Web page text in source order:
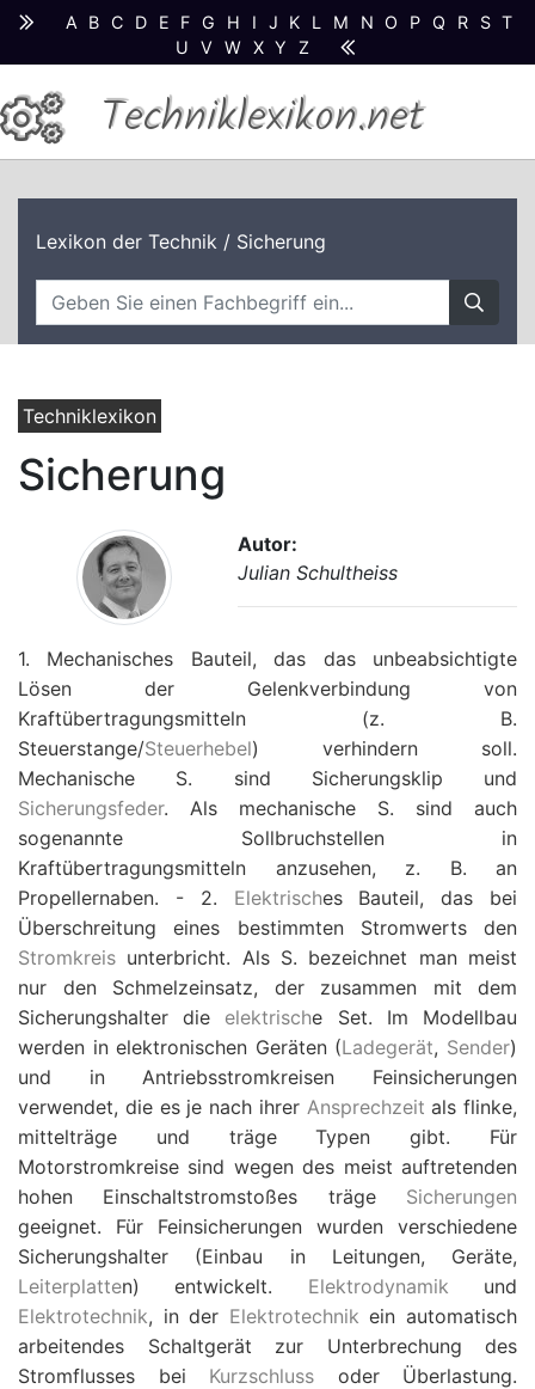
A B C D E F G H I J K L M N O P Q R S T
U
V W X Y Z
Techniklexikon.net
Lexikon der Technik / Sicherung
Techniklexikon
Sicherung
Autor:
Julian Schultheiss
1. Mechanisches Bauteil, das das unbeabsichtigte
Lösen der Gelenkverbindung von
Kraftübertragungsmitteln (z. B.
Steuerstange/Steuerhebel) verhindern soll.
Mechanische S. sind Sicherungsklip und
Sicherungsfeder. Als mechanische S. sind auch
sogenannte Sollbruchstellen in
Kraftübertragungsmitteln anzusehen, z. B. an
Propellernaben. - 2. Elektrisches Bauteil, das bei
Überschreitung eines bestimmten Stromwerts den
Stromkreis unterbricht. Als S. bezeichnet man meist
nur den Schmelzeinsatz, der zusammen mit dem
Sicherungshalter die elektrische Set. Im Modellbau
werden in elektronischen Geräten (Ladegerät, Sender)
und in Antriebsstromkreisen Feinsicherungen
verwendet, die es je nach ihrer Ansprechzeit als flinke,
mittelträge und träge Typen gibt. Für
Motorstromkreise sind wegen des meist auftretenden
hohen Einschaltstromstoßes träge Sicherungen
geeignet. Für Feinsicherungen wurden verschiedene
Sicherungshalter (Einbau in Leitungen, Geräte,
Leiterplatten) entwickelt. Elektrodynamik und
Elektrotechnik, in der Elektrotechnik ein automatisch
arbeitendes Schaltgerät zur Unterbrechung des
Stromflusses bei Kurzschluss oder Überlastung.